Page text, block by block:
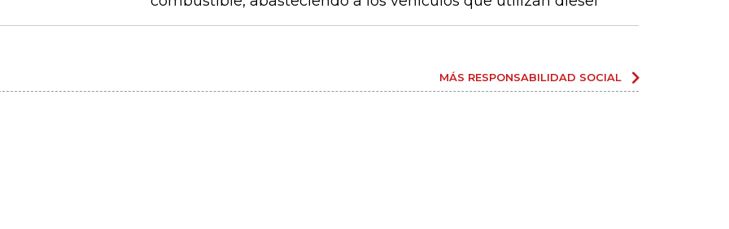
MÁS RESPONSABILIDAD SOCIAL